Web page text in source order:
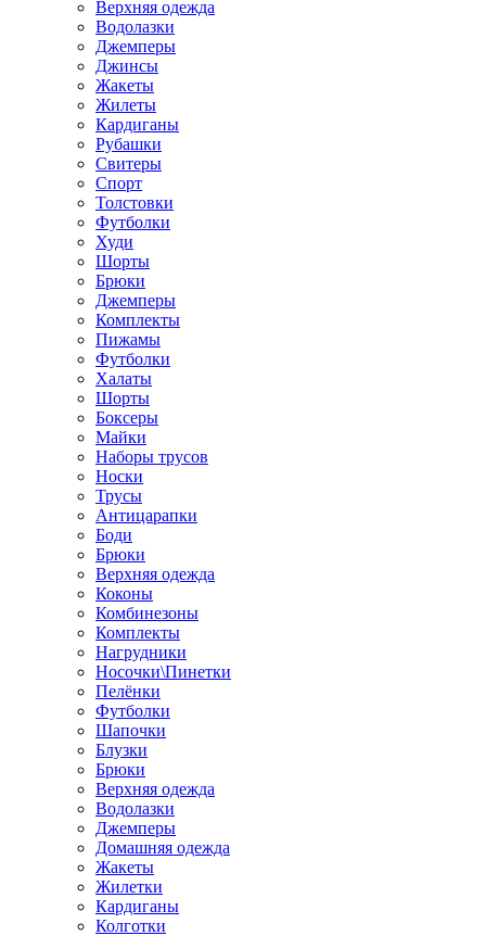
Верхняя одежда
Водолазки
Джемперы
Джинсы
Жакеты
Жилеты
Кардиганы
Рубашки
Свитеры
Спорт
Толстовки
Футболки
Худи
Шорты
Брюки
Джемперы
Комплекты
Пижамы
Футболки
Халаты
Шорты
Боксеры
Майки
Наборы трусов
Носки
Трусы
Антицарапки
Боди
Брюки
Верхняя одежда
Коконы
Комбинезоны
Комплекты
Нагрудники
Носочки\Пинетки
Пелёнки
Футболки
Шапочки
Блузки
Брюки
Верхняя одежда
Водолазки
Джемперы
Домашняя одежда
Жакеты
Жилетки
Кардиганы
Колготки